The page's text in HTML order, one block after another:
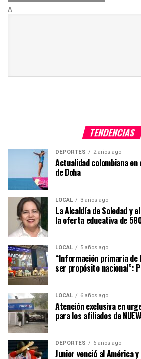
Δ
TENDENCIAS
DEPORTES 2 años ago
Actualidad colombiana
de Doha
LOCAL 3 años ago
La Alcaldía de Soledad y
la oferta educativa de
LOCAL 5 años ago
“Información primaria de
ser propósito nacional”:
LOCAL 6 años ago
Atención exclusiva en
para los afiliados de
DEPORTES 6 años ago
Junior venció al América